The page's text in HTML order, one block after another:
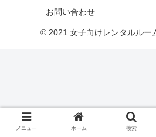
お問い合わせ
© 2021 女子向けレンタルルー
メニュー ホーム 検索